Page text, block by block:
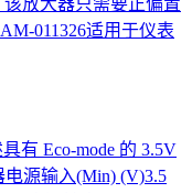
放大器只需要正偏置
011326适用于仪表
有 Eco-mode 的 3.5V
源输入(Min) (V)3.5